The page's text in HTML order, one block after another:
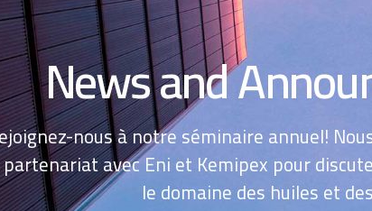
News and
nous à notre séminaire annuel!
avec Eni et Kemipex pour
le domaine des huiles et